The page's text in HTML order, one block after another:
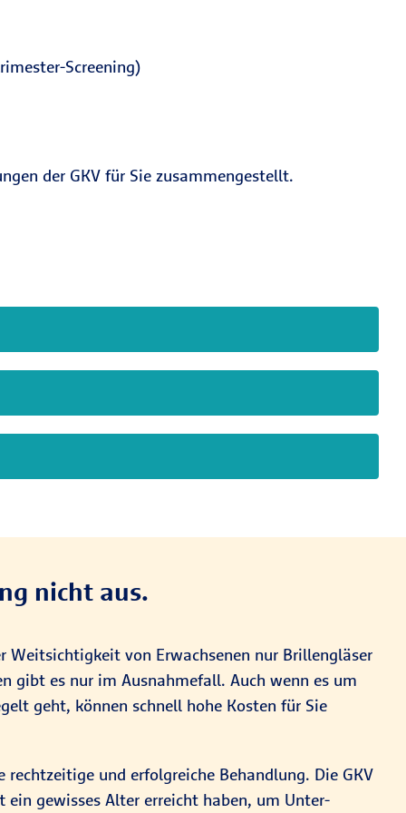
Screening)
der GKV für Sie zusammengestellt.
nicht aus.
Weit­sichtigkeit von Erwach­senen nur Brillen­gläser
gibt es nur im Ausnahme­fall. Auch wenn es um
geht, können schnell hohe Kosten für Sie
und erfolg­reiche Behand­lung. Die GKV
ein gewisses Alter erreicht haben, um Unter­